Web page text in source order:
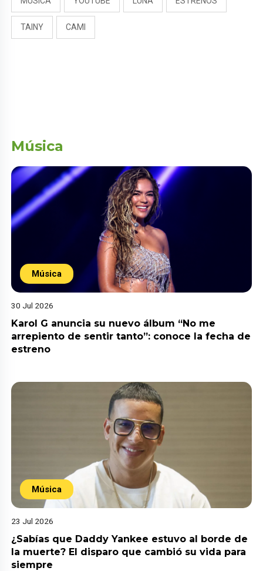
TAINY CAMI
Música
Música
30 Jul 2026
Karol G anuncia su nuevo álbum “No me
arrepiento de sentir tanto”: conoce la fecha de
estreno
Música
23 Jul 2026
¿Sabías que Daddy Yankee estuvo al borde de
la muerte? El disparo que cambió su vida para
siempre